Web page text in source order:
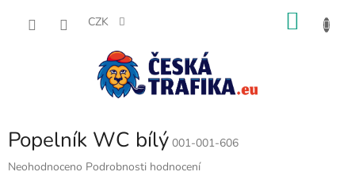
CZK
Popelník WC bílý 001-001-606
Průměrné
Neohodnoceno Podrobnosti hodnocení